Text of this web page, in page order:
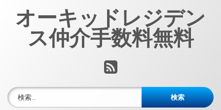
オーキッドレジデン
ス仲介手数料無料
RSS
検索: